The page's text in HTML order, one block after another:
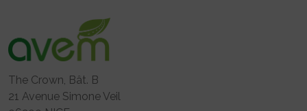
The Crown, Bât. B
21 Avenue Simone Veil